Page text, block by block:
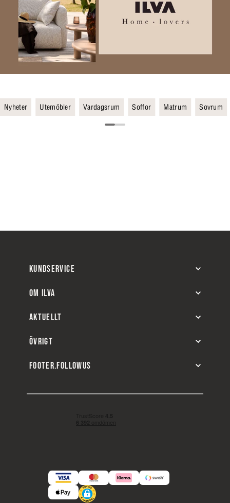
Nyheter Utemöbler Vardagsrum Soffor Matrum Sovrum
KUNDSERVICE
OM ILVA
AKTUELLT
ÖVRIGT
FOOTER.FOLLOWUS